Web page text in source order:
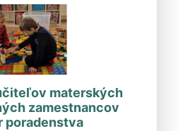
materských
zamestnancov
poradenstva